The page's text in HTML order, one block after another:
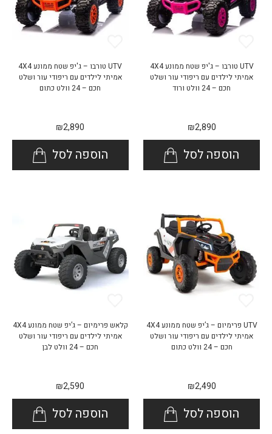
UTV טורבו – ג'יפ שטח ממונע 4X4
אמיתי לילדים עם ריפודי עור ושלט
חכם – 24 וולט ורוד
₪2,890
הוספה לסל
UTV טורבו – ג'יפ שטח ממונע 4X4
אמיתי לילדים עם ריפודי עור ושלט
חכם – 24 וולט כתום
₪2,890
הוספה לסל
UTV פרימיום – ג’יפ שטח ממונע 4X4
אמיתי לילדים עם ריפודי עור ושלט
חכם – 24 וולט כתום
₪2,490
הוספה לסל
קלאש פרימיום – ג’יפ שטח ממונע 4X4
אמיתי לילדים עם ריפודי עור ושלט
חכם – 24 וולט לבן
₪2,590
הוספה לסל